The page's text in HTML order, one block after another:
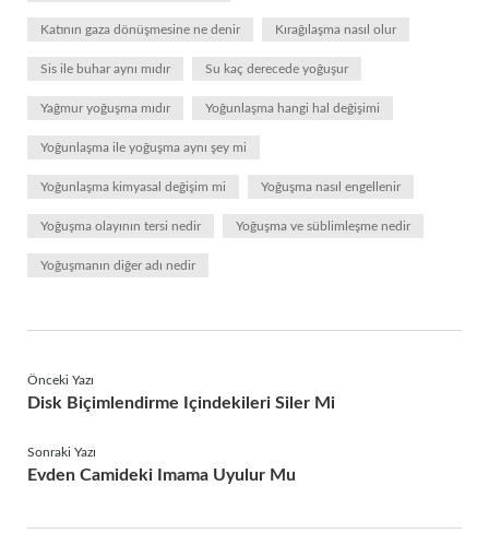
Katının gaza dönüşmesine ne denir Kırağılaşma nasıl olur
Sis ile buhar aynı mıdır Su kaç derecede yoğuşur
Yağmur yoğuşma mıdır Yoğunlaşma hangi hal değişimi
Yoğunlaşma ile yoğuşma aynı şey mi
Yoğunlaşma kimyasal değişim mi Yoğuşma nasıl engellenir
Yoğuşma olayının tersi nedir Yoğuşma ve süblimleşme nedir
Yoğuşmanın diğer adı nedir
Önceki Yazı
Disk Biçimlendirme Içindekileri Siler Mi
Sonraki Yazı
Evden Camideki Imama Uyulur Mu